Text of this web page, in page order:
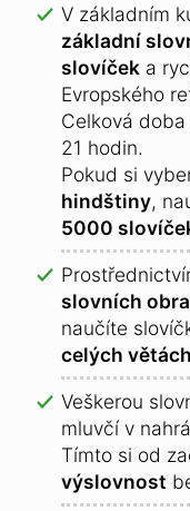
V základním
základní
slovíček a
Evropského
Celková
21 hodin.
Pokud si
hindštiny,
5000
slovních
naučíte
celých větách
Veškerou
mluvčí v
Tímto si od
výslovnost